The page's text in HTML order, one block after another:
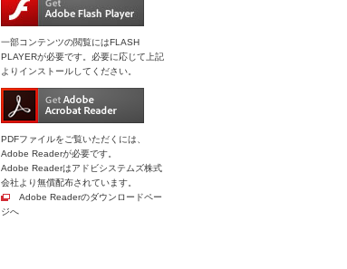
一部コンテンツの閲覧にはFLASH
PLAYERが必要です。必要に応じて上記
よりインストールしてください。
PDFファイルをご覧いただくには、
Adobe Readerが必要です。
Adobe Readerはアドビシステムズ株式
会社より無償配布されています。
Adobe Readerのダウンロードペー
ジへ